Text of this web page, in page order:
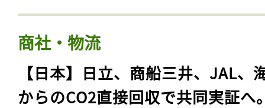
商社・物流
【日本】日立、商船三井、JAL、
からのCO2直接回収で共同実証へ